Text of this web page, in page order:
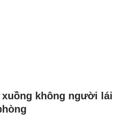
xuồng không người lái